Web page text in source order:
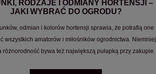
RODZAJE I ODMIANY HORTENSJI –
JAKI WYBRAĆ DO OGRODU?
odmian i kolorów hortensji sprawia, że potrafią one
wszystkich amatorów i miłośników ogrodnictwa. Niemniej
różnorodność bywa też największą pułapką przy zakupie.